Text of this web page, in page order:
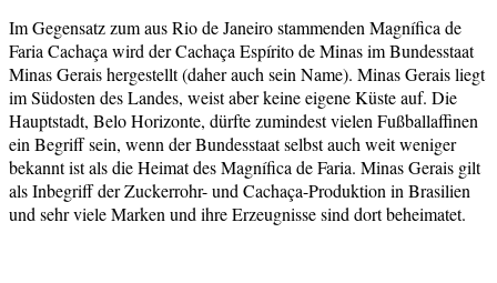
Im Gegensatz zum aus Rio de Janeiro stammenden Magnífica de
Faria Cachaça wird der Cachaça Espírito de Minas im Bundesstaat
Minas Gerais hergestellt (daher auch sein Name). Minas Gerais liegt
im Südosten des Landes, weist aber keine eigene Küste auf. Die
Hauptstadt, Belo Horizonte, dürfte zumindest vielen Fußballaffinen
ein Begriff sein, wenn der Bundesstaat selbst auch weit weniger
bekannt ist als die Heimat des Magnífica de Faria. Minas Gerais gilt
als Inbegriff der Zuckerrohr- und Cachaça-Produktion in Brasilien
und sehr viele Marken und ihre Erzeugnisse sind dort beheimatet.